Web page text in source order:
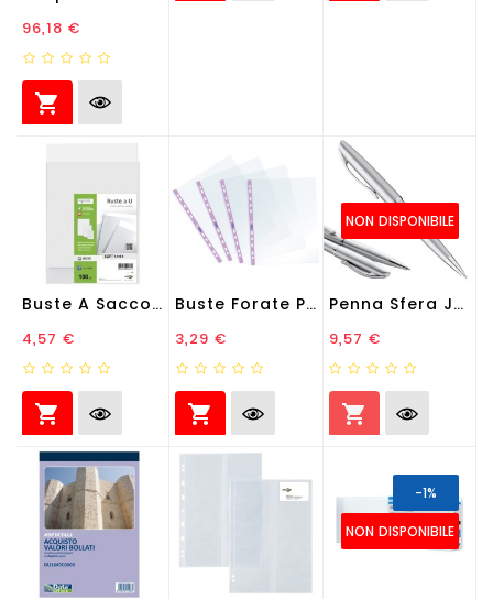
Prezzo
96,18 €

Buste A Sacco Soft - PPL -...
Prezzo
4,57 €

Buste Forate Pastel - C/...
Prezzo
3,29 €

NON DISPONIBILE
Penna Sfera Jazz Noble...
Prezzo
9,57 €

NON DISPONIBILE
-1%